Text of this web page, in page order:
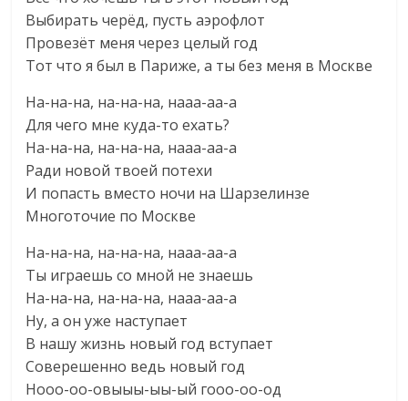
Выбирать черёд, пусть аэрофлот
Провезёт меня через целый год
Тот что я был в Париже, а ты без меня в Москве
На-на-на, на-на-на, нааа-аа-а
Для чего мне куда-то ехать?
На-на-на, на-на-на, нааа-аа-а
Ради новой твоей потехи
И попасть вместо ночи на Шарзелинзе
Многоточие по Москве
На-на-на, на-на-на, нааа-аа-а
Ты играешь со мной не знаешь
На-на-на, на-на-на, нааа-аа-а
Ну, а он уже наступает
В нашу жизнь новый год вступает
Соверешенно ведь новый год
Нооо-оо-овыыы-ыы-ый гооо-оо-од